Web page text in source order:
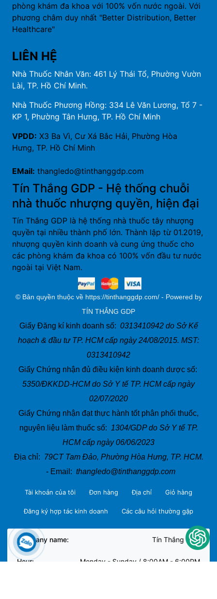
phòng khám đa khoa với 100% vốn nước ngoài. Với
phương châm duy nhất "Better Distribution, Better
Healthcare"
LIÊN HỆ
Nhà Thuốc Nhân Văn: 461 Lý Thái Tổ, Phường Vườn
Lài, TP. Hồ Chí Minh.
Nhà Thuốc Phương Hồng: 334 Lê Văn Lương, Tổ 7 -
KP 1, Phường Tân Hưng, TP. Hồ Chí Minh
VPDD: X3 Ba Vì, Cư Xá Bắc Hải, Phường Hòa
Hưng, TP. Hồ Chí Minh
EMail: thangledo@tinthanggdp.com
Tín Thắng GDP - Hệ thống chuỗi
nhà thuốc nhượng quyền, hiện đại
Tín Thắng GDP là hệ thống nhà thuốc tây nhượng
quyền tại nhiều thành phố lớn. Thành lập từ 01.2019,
nhượng quyền kinh doanh và cung ứng thuốc cho
các phòng khám đa khoa có 100% vốn đầu tư nước
ngoài tại Việt Nam.
© Bản quyền thuộc về https://tinthanggdp.com/ - Powered by
TÍN THẮNG GDP
Giấy Đăng kí kinh doanh số: 0313410942 do Sở Kế
hoạch & đầu tư TP. HCM cấp ngày 24/08/2015. MST:
0313410942
Giấy Chứng nhận đủ điều kiện kinh doanh dược số:
5350/ĐKKDD-HCM do Sở Y tế TP. HCM cấp ngày
02/07/2020
Giấy Chứng nhận đạt thực hành tốt phân phối thuốc,
nguyên liệu làm thuốc số: 1304/GDP do Sở Y tế TP.
HCM cấp ngày 06/06/2023
Địa chỉ: 79CT Tam Đảo, Phường Hòa Hưng, TP. HCM.
- Email: thangledo@tinthanggdp.com
Tài khoản của tôi Đơn hàng Địa chỉ Giỏ hàng
Đăng ký hợp tác kinh doanh Các câu hỏi thường gặp
Company name: Tín Thắng GDP
Hour: Monday - Sunday / 8:00AM - 6:00PM